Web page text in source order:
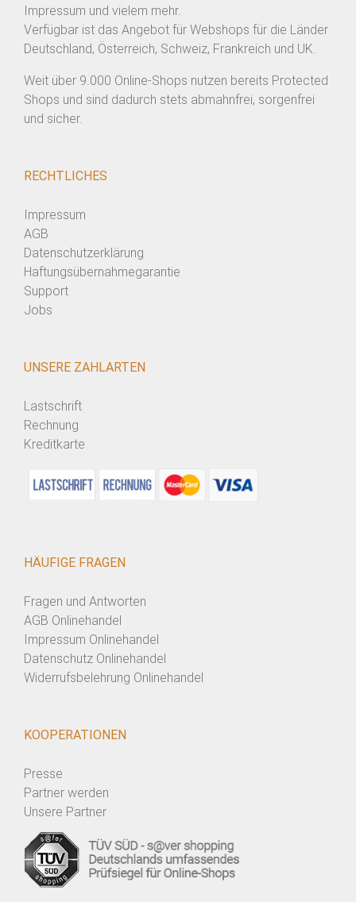
Impressum und vielem mehr.
Verfügbar ist das Angebot für Webshops für die Länder
Deutschland, Österreich, Schweiz, Frankreich und UK.
Weit über 9.000 Online-Shops nutzen bereits Protected
Shops und sind dadurch stets abmahnfrei, sorgenfrei
und sicher.
RECHTLICHES
Impressum
AGB
Datenschutzerklärung
Haftungsübernahmegarantie
Support
Jobs
UNSERE ZAHLARTEN
Lastschrift
Rechnung
Kreditkarte
HÄUFIGE FRAGEN
Fragen und Antworten
AGB Onlinehandel
Impressum Onlinehandel
Datenschutz Onlinehandel
Widerrufsbelehrung Onlinehandel
KOOPERATIONEN
Presse
Partner werden
Unsere Partner